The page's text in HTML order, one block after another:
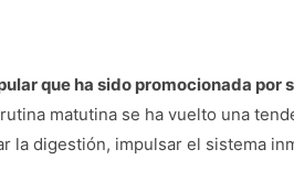
que ha sido promocionada por
matutina se ha vuelto una
la digestión, impulsar el sistema